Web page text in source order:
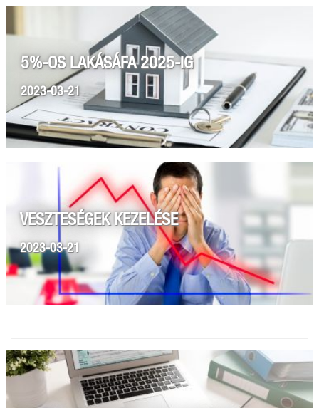
5%-OS LAKÁSÁFA 2025-IG
2023-03-21
VESZTESÉGEK KEZELÉSE
2023-03-21